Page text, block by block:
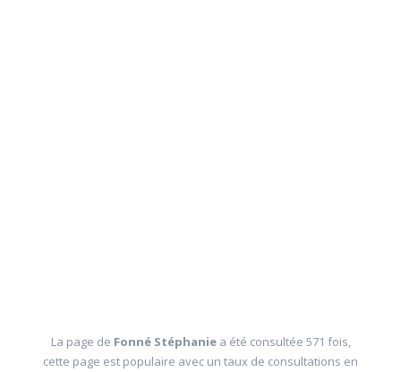
La page de Fonné Stéphanie a été consultée 571 fois,
cette page est populaire avec un taux de consultations en